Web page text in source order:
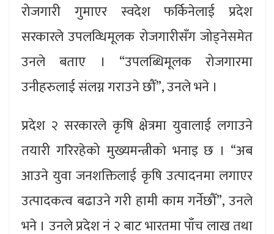
रोजगारी गुमाएर स्वदेश फर्किनेलाई प्रदेश
सरकारले उपलव्धिमूलक रोजगारीसँग जोड्नेसमेत
उनले बताए । “उपलब्धिमूलक रोजगारमा
उनीहरुलाई संलग्न गराउने छौँ”, उनले भने ।
प्रदेश २ सरकारले कृषि क्षेत्रमा युवालाई लगाउने
तयारी गरिरहेको मुख्यमन्त्रीको भनाइ छ । “अब
आउने युवा जनशक्तिलाई कृषि उत्पादनमा लगाएर
उत्पादकत्व बढाउने गरी हामी काम गर्नेछौँ”, उनले
भने । उनले प्रदेश नं २ बाट भारतमा पाँच लाख तथा